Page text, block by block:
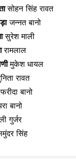
सोहन सिंह रावत
जन्नत बानो
सुरेश माली
रामलाल
मुकेश धायल
रावत
फरीदा बानो
बानो
गुर्जर
सिंह